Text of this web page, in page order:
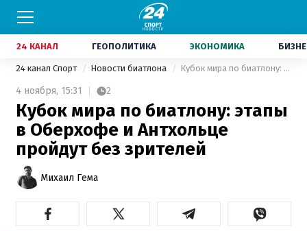
24 КАНАЛ ГЕОПОЛИТИКА ЭКОНОМИКА
24 канал Спорт Новости биатлона Кубок мира по биатлону: этапы в Оберхофе и Антхольце пройдут без зрителей
4 ноября, 15:31 2
Кубок мира по биатлону: этапы
в Оберхофе и Антхольце
пройдут без зрителей
Михаил Гема